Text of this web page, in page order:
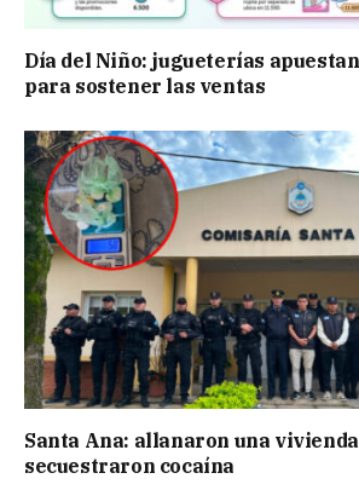
Día del Niño: jugueterías
para sostener las ventas
Santa Ana: allanaron una
secuestraron cocaína